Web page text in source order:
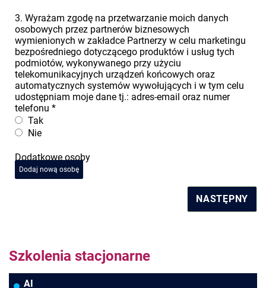
3. Wyrażam zgodę na przetwarzanie moich danych
osobowych przez partnerów biznesowych
wymienionych w zakładce Partnerzy w celu marketingu
bezpośredniego dotyczącego produktów i usług tych
podmiotów, wykonywanego przy użyciu
telekomunikacyjnych urządzeń końcowych oraz
automatycznych systemów wywołujących i w tym celu
udostępniam moje dane tj.: adres-email oraz numer
telefonu *
Tak
Nie
Dodatkowe osoby
Dodaj nową osobę
NASTĘPNY
Szkolenia stacjonarne
AI